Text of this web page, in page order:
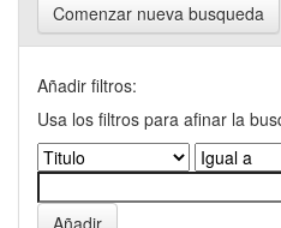
Comenzar nueva busqueda
Añadir filtros:
Usa los filtros para afinar la